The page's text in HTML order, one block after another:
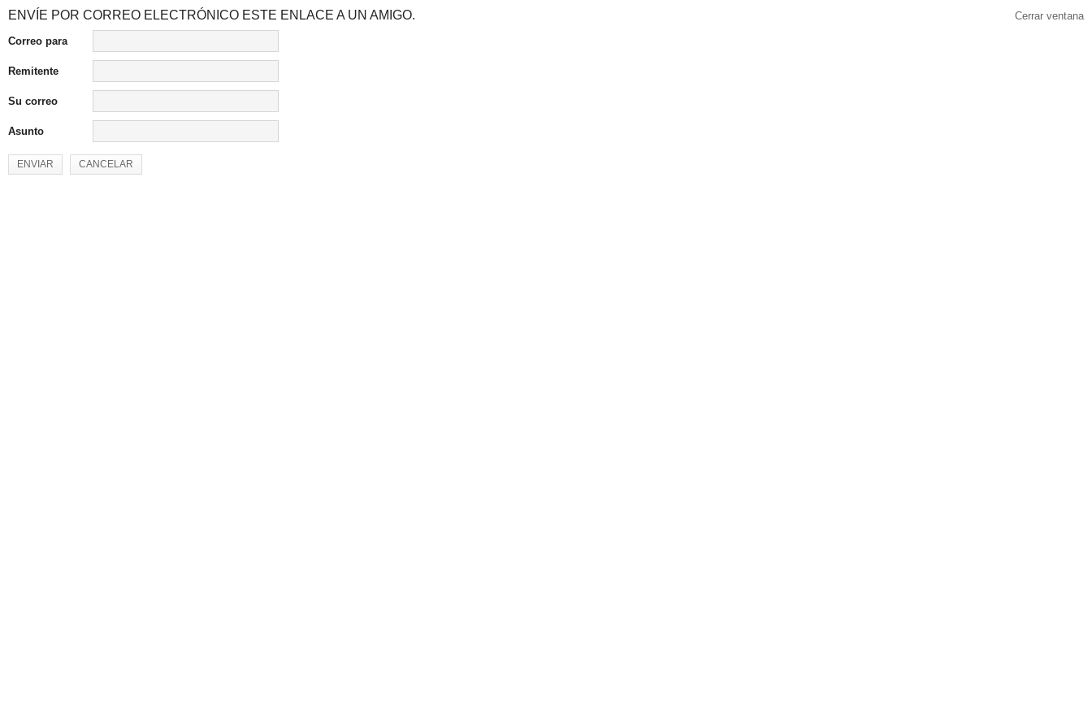
ENVÍE POR CORREO ELECTRÓNICO ESTE ENLACE A UN AMIGO. Cerrar ventana
Correo para
Remitente
Su correo
Asunto
ENVIAR CANCELAR